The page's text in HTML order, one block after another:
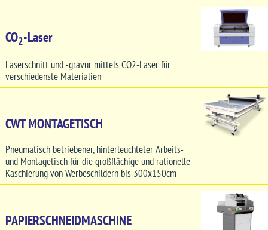
CO2-Laser
Laserschnitt und -gravur mittels CO2-Laser für
verschiedenste Materialien
CWT MONTAGETISCH
Pneumatisch betriebener, hinterleuchteter Arbeits-
und Montagetisch für die großflächige und rationelle
Kaschierung von Werbeschildern bis 300x150cm
PAPIERSCHNEIDMASCHINE